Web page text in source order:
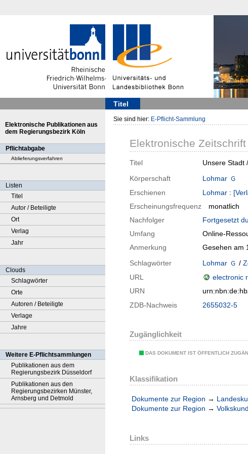
Titel
Elektronische Publikationen aus
dem Regierungsbezirk Köln
Pflichtabgabe
Ablieferungsverfahren
Listen
Titel
Autor / Beteiligte
Ort
Verlag
Jahr
Clouds
Schlagwörter
Orte
Autoren / Beteiligte
Verlage
Jahre
Weitere E-Pflichtsammlungen
Publikationen aus dem
Regierungsbezirk Düsseldorf
Publikationen aus den
Regierungsbezirken Münster,
Arnsberg und Detmold
Sie sind hier: E-Pflicht-Sammlung
Elektronische Zeitschrift
Titel
Unsere Stadt
Körperschaft
Lohmar
Erschienen
Lohmar :
Erscheinungsfrequenz
monatlich
Nachfolger
Fortgesetzt
Umfang
Online-
Anmerkung
Gesehen am
Schlagwörter
Lohmar /
URL
electronic
URN
ZDB-Nachweis
2655032-5
Zugänglichkeit
DAS DOKUMENT IST ÖFFENTLICH
Klassifikation
Dokumente zur Region →
Dokumente zur Region →
Links